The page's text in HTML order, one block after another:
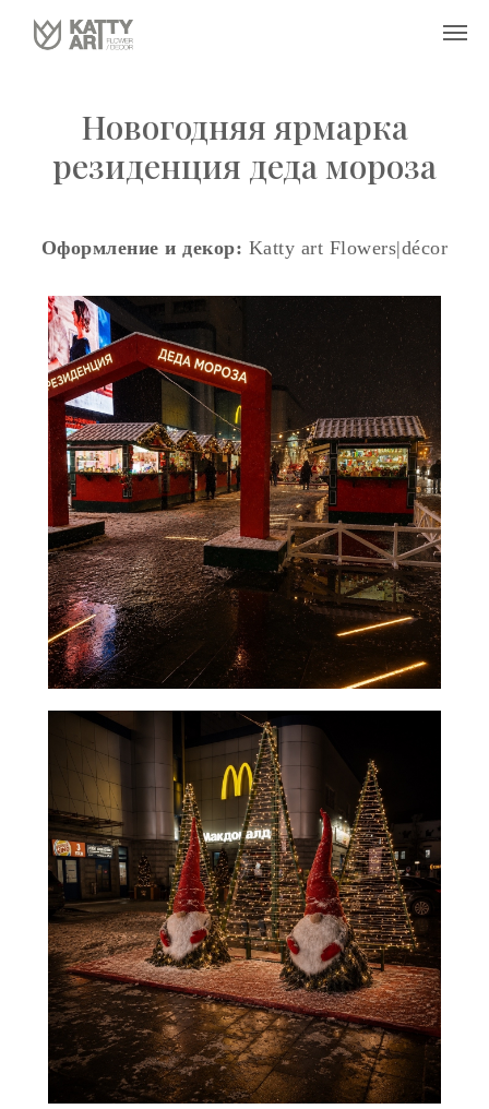
Новогодняя ярмарка
резиденция деда мороза
Оформление и декор: Katty art Flowers|décor